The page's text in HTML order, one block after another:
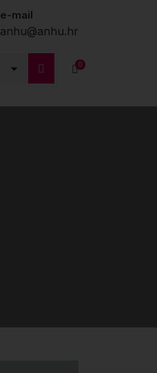
e-mail
anhu@anhu.hr
0